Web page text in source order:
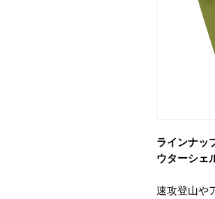
ラインナッ
ウターシェ
速攻登山や